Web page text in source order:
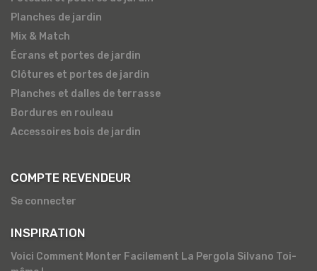
Planches de jardin
Mix & Match
Écrans et portes de jardin
Clôtures et portes de jardin
Planches et dalles de terrasse
Bordures en rouleau
Accessoires bois de jardin
COMPTE REVENDEUR
Se connecter
INSPIRATION
Voici Comment Monter Facilement La Pergola Silvano Toi-